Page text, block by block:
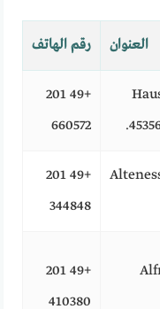
العنوان رقم الهاتف
+49 201
660572
+49 201
344848
+49 201
410380